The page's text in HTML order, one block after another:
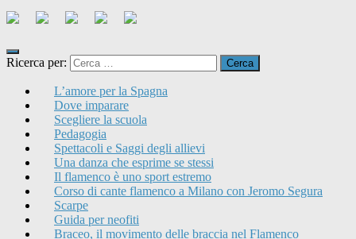
Ricerca per:
L’amore per la Spagna
Dove imparare
Scegliere la scuola
Pedagogia
Spettacoli e Saggi degli allievi
Una danza che esprime se stessi
Il flamenco è uno sport estremo
Corso di cante flamenco a Milano con Jeromo Segura
Scarpe
Guida per neofiti
Braceo, il movimento delle braccia nel Flamenco